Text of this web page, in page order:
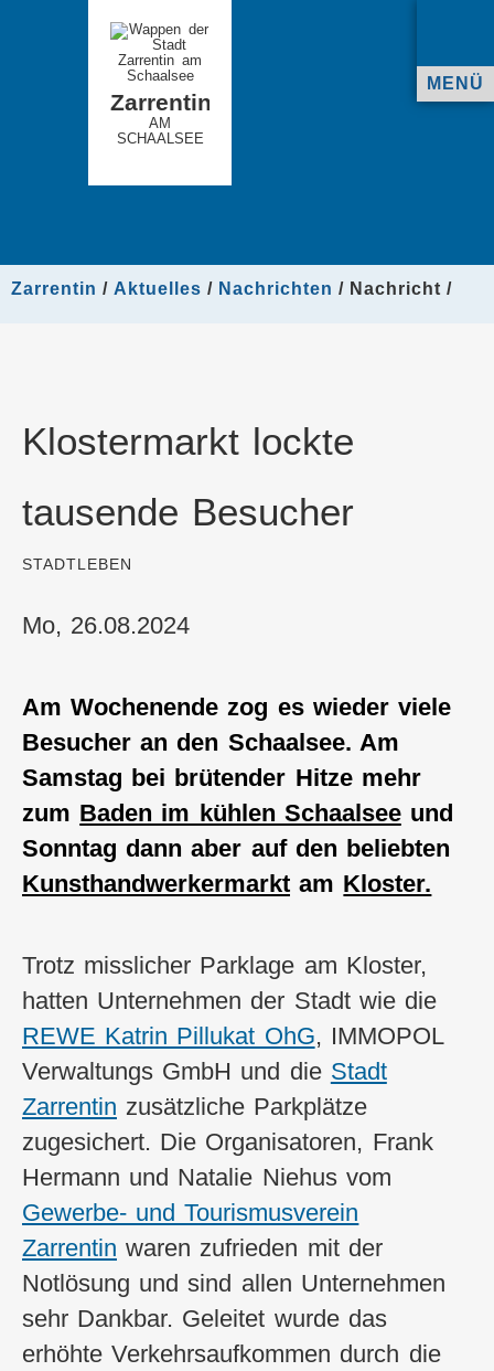
MENÜ
Zarrentin
AM
SCHAALSEE
Zarrentin Aktuelles Nachrichten Nachricht
Klostermarkt lockte
tausende Besucher
:
STADTLEBEN
Mo, 26.08.2024
Am Wochenende zog es wieder viele
Besucher an den Schaalsee. Am
Samstag bei brütender Hitze mehr
zum Baden im kühlen Schaalseeund
Sonntag dann aber auf den beliebten
Kunsthandwerkermarkt am Kloster.
Trotz misslicher Parklage am Kloster,
hatten Unternehmen der Stadt wie die
REWE Katrin Pillukat OhG, IMMOPOL
Verwaltungs GmbH und die Stadt
Zarrentin zusätzliche Parkplätze
zugesichert. Die Organisatoren, Frank
Hermann und Natalie Niehus vom
Gewerbe- und Tourismusverein
Zarrentin waren zufrieden mit der
Notlösung und sind allen Unternehmen
sehr Dankbar. Geleitet wurde das
erhöhte Verkehrsaufkommen durch die